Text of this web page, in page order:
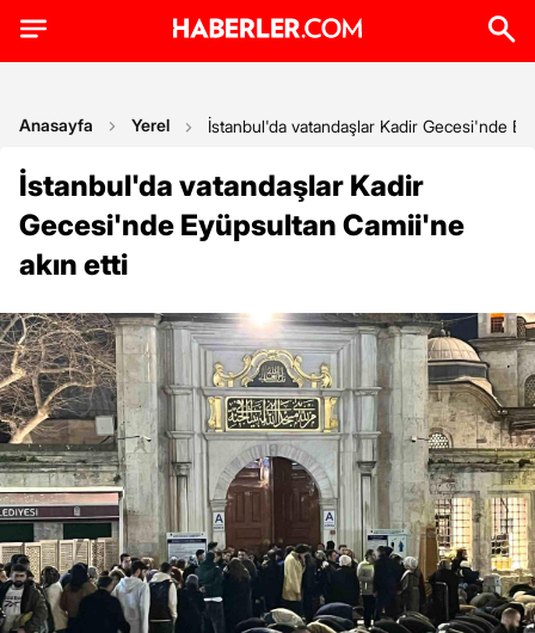
Anasayfa Yerel İstanbul'da vatandaşlar Kadir Gecesi'nde
İstanbul'da vatandaşlar Kadir
Gecesi'nde Eyüpsultan Camii'ne
akın etti